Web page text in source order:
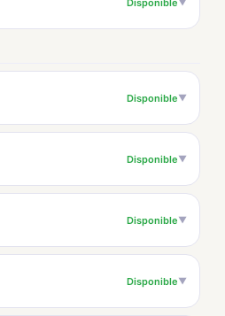
Disponible▼
Disponible▼
Disponible▼
Disponible▼